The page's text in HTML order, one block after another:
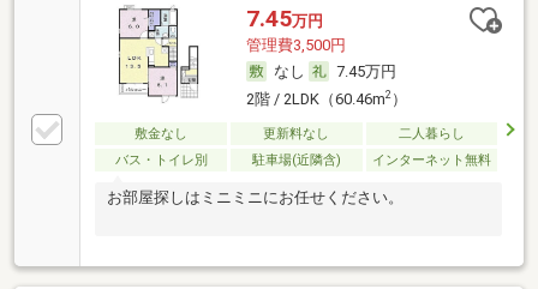
7.45万円
管理費3,500円
なし
7.45万円
2階 / 2LDK（60.46m2）
敷金なし 更新料なし
二人暮らし
バス・トイレ別
駐車場(近隣含) インターネット無料
お部屋探しはミニミニにお任せください。